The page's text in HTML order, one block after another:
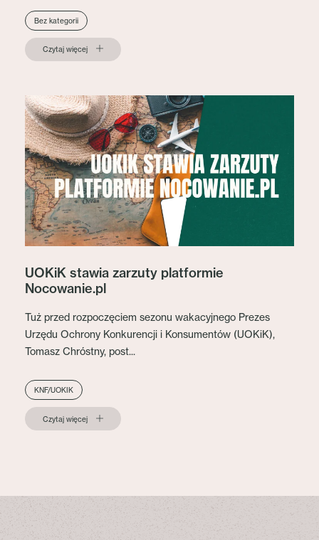
Bez kategorii
Czytaj więcej
UOKiK stawia zarzuty platformie
Nocowanie.pl
Tuż przed rozpoczęciem sezonu wakacyjnego Prezes
Urzędu Ochrony Konkurencji i Konsumentów (UOKiK),
Tomasz Chróstny, post...
KNF/UOKIK
Czytaj więcej